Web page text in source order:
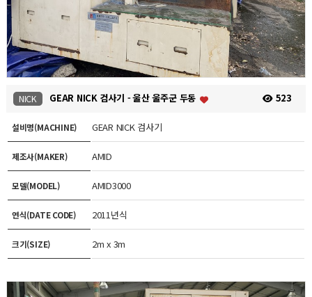
NICK GEAR NICK 검사기 - 울산 울주군 두동 523
설비명(MACHINE) GEAR NICK 검사기
제조사(MAKER) AMID
모델(MODEL) AMID3000
연식(DATE CODE) 2011년식
크기(SIZE) 2m x 3m